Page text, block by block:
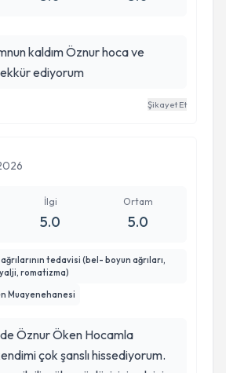
kaldım Öznur hoca ve
ediyorum
Şikayet Et
İlgi
5.0
Ortam
5.0
tedavisi (bel- boyun ağrıları,
romatizma)
Muayenehanesi
Öznur Öken Hocamla
çok şanslı hissediyorum.